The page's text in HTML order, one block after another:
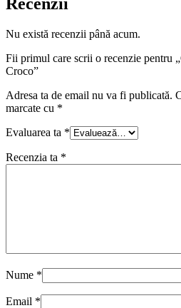
Nu există recenzii până acum.
Fii primul care scrii o recenzie pentru
Croco”
Adresa ta de email nu va fi publicată.
marcate cu *
Evaluarea ta *
Recenzia ta *
Nume *
Email *